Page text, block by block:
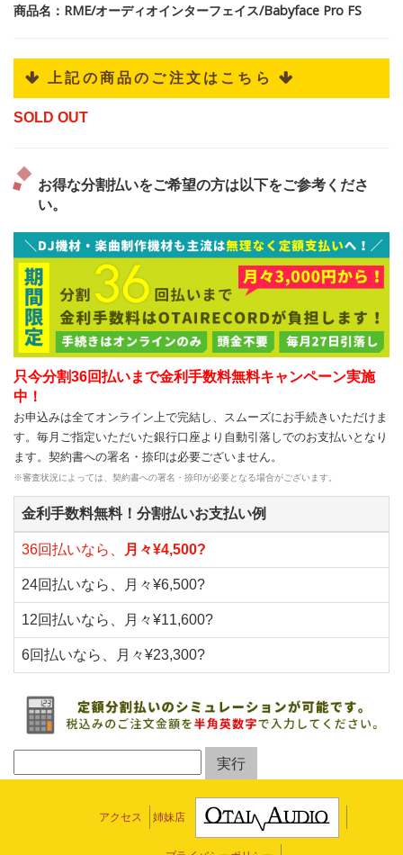
商品名：RME/オーディオインターフェイス/Babyface Pro FS
 上記の商品のご注文はこちら 
SOLD OUT
お得な分割払いをご希望の方は以下をご参考くださ
い。
只今分割36回払いまで金利手数料無料キャンペーン実施
中！
お申込みは全てオンライン上で完結し、スムーズにお手続きいただけま
す。毎月ご指定いただいた銀行口座より自動引落しでのお支払いとなり
ます。契約書への署名・捺印は必要ございません。
※審査状況によっては、契約書への署名・捺印が必要となる場合がございます。
金利手数料無料！分割払いお支払い例
36回払いなら、 月々¥4,500?
24回払いなら、月々¥6,500?
12回払いなら、月々¥11,600?
6回払いなら、月々¥23,300?
アクセス 姉妹店